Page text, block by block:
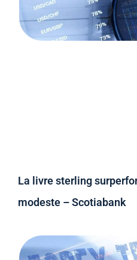
La livre sterling
modeste – Scotiabank